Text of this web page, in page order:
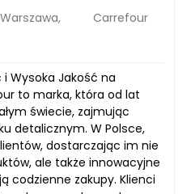
Carrefour
Wysoka Jakość na
to marka, która od lat
świecie, zajmując
detalicznym. W Polsce,
dostarczając im nie
ale także innowacyjne
codzienne zakupy. Klienci